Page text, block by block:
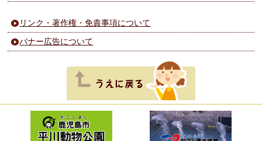
リンク・著作権・免責事項について
バナー広告について